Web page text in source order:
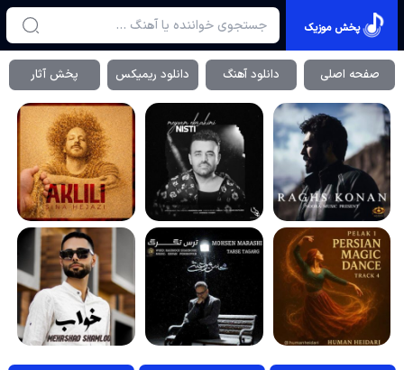
پخش موزیک
صفحه اصلی دانلود آهنگ دانلود ریمیکس پخش آثار